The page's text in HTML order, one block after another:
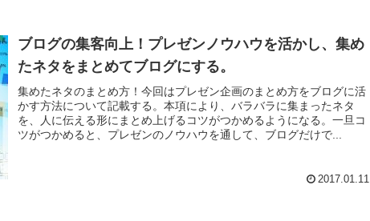
ブログの集客向上！プレゼンノウハウを活かし、集め
たネタをまとめてブログにする。
集めたネタのまとめ方！今回はプレゼン企画のまとめ方をブログに活
かす方法について記載する。本項により、バラバラに集まったネタ
を、人に伝える形にまとめ上げるコツがつかめるようになる。一旦コ
ツがつかめると、プレゼンのノウハウを通して、ブログだけで...
2017.01.11